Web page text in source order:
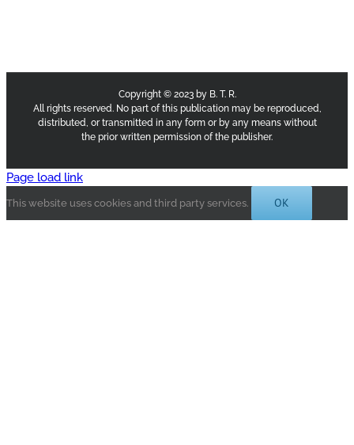
Copyright © 2023 by B. T. R.
All rights reserved. No part of this publication may be reproduced,
distributed, or transmitted in any form or by any means without
the prior written permission of the publisher.
Page load link
This website uses cookies and third party services. OK